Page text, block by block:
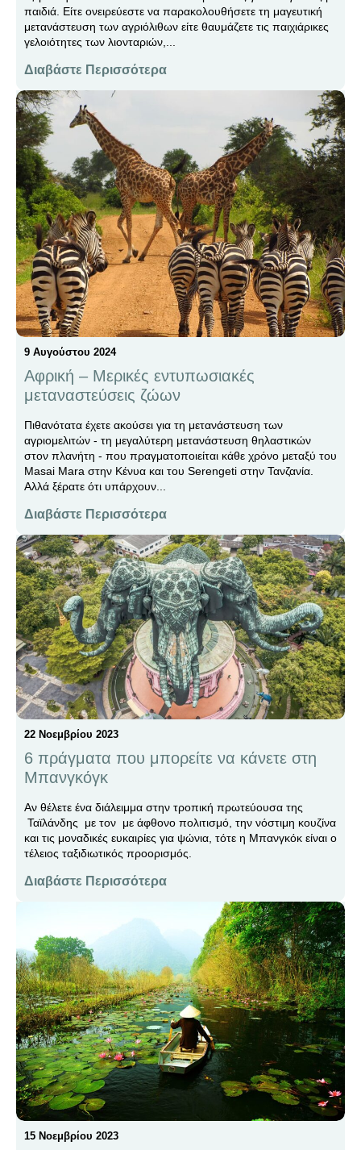
παιδιά. Είτε ονειρεύεστε να παρακολουθήσετε τη μαγευτική
μετανάστευση των αγριόλιθων είτε θαυμάζετε τις παιχιάρικες
γελοιότητες των λιονταριών,...
Διαβάστε Περισσότερα
9 Αυγούστου 2024
Αφρική – Μερικές εντυπωσιακές
μεταναστεύσεις ζώων
Πιθανότατα έχετε ακούσει για τη μετανάστευση των
αγριομελιτών - τη μεγαλύτερη μετανάστευση θηλαστικών
στον πλανήτη - που πραγματοποιείται κάθε χρόνο μεταξύ του
Masai Mara στην Κένυα και του Serengeti στην Τανζανία.
Αλλά ξέρατε ότι υπάρχουν...
Διαβάστε Περισσότερα
22 Νοεμβρίου 2023
6 πράγματα που μπορείτε να κάνετε στη
Μπανγκόγκ
Αν θέλετε ένα διάλειμμα στην τροπική πρωτεύουσα της
Ταϊλάνδης με τον με άφθονο πολιτισμό, την νόστιμη κουζίνα
και τις μοναδικές ευκαιρίες για ψώνια, τότε η Μπανγκόκ είναι ο
τέλειος ταξιδιωτικός προορισμός.
Διαβάστε Περισσότερα
15 Νοεμβρίου 2023